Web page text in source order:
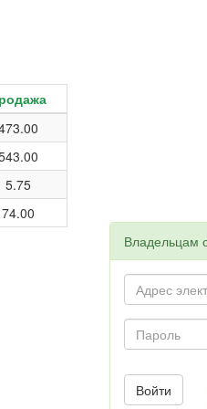
5.75
74.00
Владельцам